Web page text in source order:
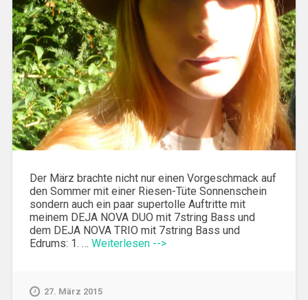
Der März brachte nicht nur einen Vorgeschmack auf
den Sommer mit einer Riesen-Tüte Sonnenschein
sondern auch ein paar supertolle Auftritte mit
meinem DEJA NOVA DUO mit 7string Bass und
dem DEJA NOVA TRIO mit 7string Bass und
Edrums: 1. … Weiterlesen -->
27. März 2015